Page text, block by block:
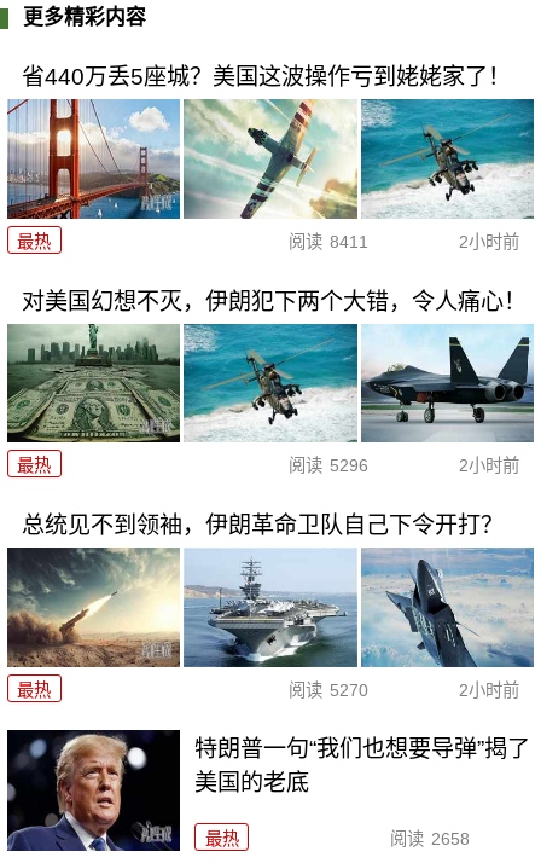
更多精彩内容
省440万丢5座城？美国这波操作亏到姥姥家了！
最热 阅读 8411 2小时前
对美国幻想不灭，伊朗犯下两个大错，令人痛心！
最热 阅读 5296 2小时前
总统见不到领袖，伊朗革命卫队自己下令开打？
最热 阅读 5270 2小时前
特朗普一句“我们也想要导弹”揭了
美国的老底
最热 阅读 2658